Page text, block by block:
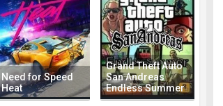
Need for Speed
Heat
Grand Theft Auto
San Andreas
Endless Summer